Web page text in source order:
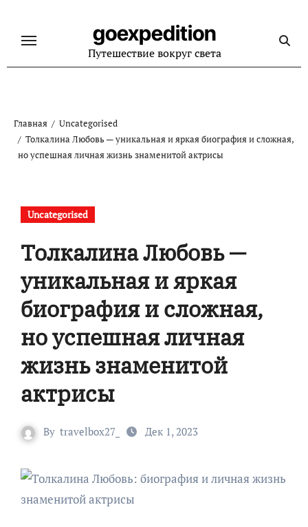
содержанию
goexpedition
Путешествие вокруг света
Главная
Uncategorised
Толкалина Любовь — уникальная и яркая биография и сложная,
но успешная личная жизнь знаменитой актрисы
Uncategorised
Толкалина Любовь —
уникальная и яркая
биография и сложная,
но успешная личная
жизнь знаменитой
актрисы
By travelbox27_ Дек 1, 2023